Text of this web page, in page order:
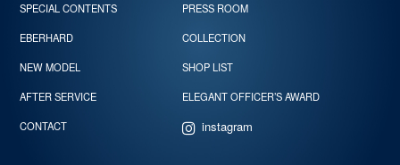
SPECIAL CONTENTS PRESS ROOM
EBERHARD COLLECTION
NEW MODEL SHOP LIST
AFTER SERVICE ELEGANT OFFICER’S AWARD
CONTACT instagram